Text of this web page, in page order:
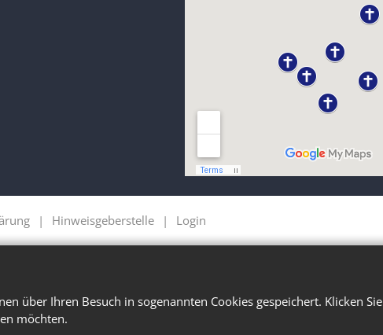
über Ihren Besuch in sogenannten Cookies gespeichert. Klicken Sie
möchten.
Hinweisgeberstelle Login